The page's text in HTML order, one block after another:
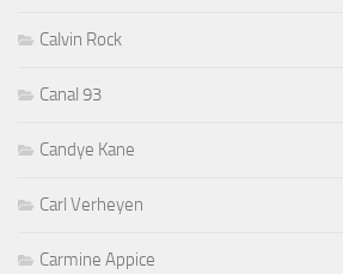
Calvin Rock
Canal 93
Candye Kane
Carl Verheyen
Carmine Appice